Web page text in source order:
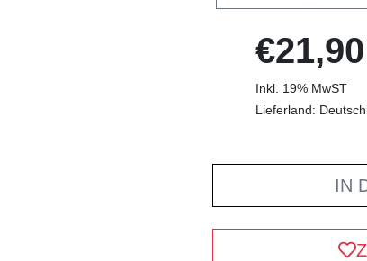
€21,90
Inkl. 19% MwST
Lieferland:
IN